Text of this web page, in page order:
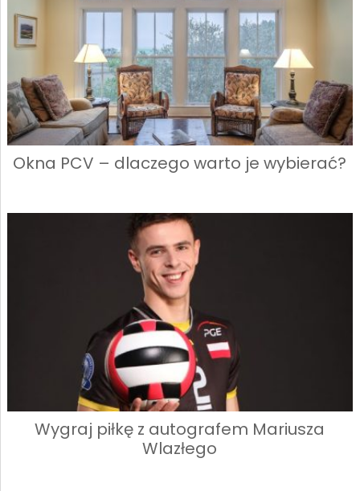
Okna PCV – dlaczego warto je wybierać?
Wygraj piłkę z autografem Mariusza
Wlazłego